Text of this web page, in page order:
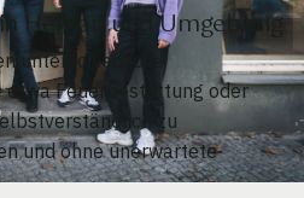
Hemau und Umgebung
unterschiedliche
Feuerbestattung oder
zu
und ohne unerwartete